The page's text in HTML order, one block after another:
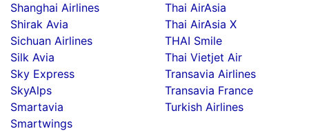
Shanghai Airlines
Shirak Avia
Sichuan Airlines
Silk Avia
Sky Express
SkyAlps
Smartavia
Smartwings
Thai AirAsia
Thai AirAsia X
THAI Smile
Thai Vietjet Air
Transavia Airlines
Transavia France
Turkish Airlines